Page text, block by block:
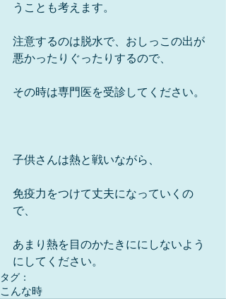
うことも考えます。
注意するのは脱水で、おしっこの出が
悪かったりぐったりするので、
その時は専門医を受診してください。
子供さんは熱と戦いながら、
免疫力をつけて丈夫になっていくの
で、
あまり熱を目のかたきににしないよう
にしてください。
タグ：
こんな時